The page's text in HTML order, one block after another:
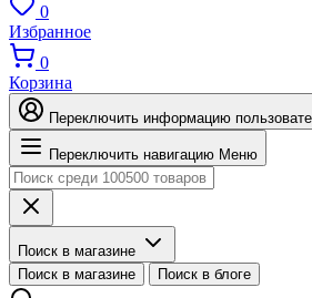
0
Избранное
0
Корзина
Переключить информацию
Переключить навигацию Меню
Поиск в магазине
Поиск в магазине
Поиск в блоге